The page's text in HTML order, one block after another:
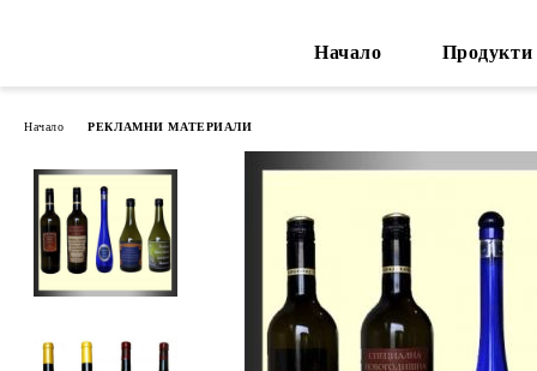
Начало Продукти
Начало РЕКЛАМНИ МАТЕРИАЛИ